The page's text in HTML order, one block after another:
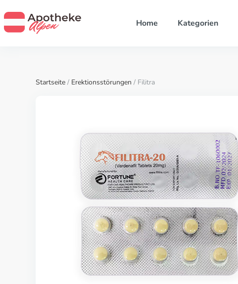
Home Kategorien
Startseite / Erektionsstörungen / Filitra